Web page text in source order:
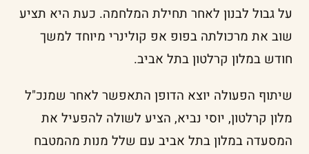
על גבול לבנון לאחר תחילת המלחמה. כעת היא תציע
שוב את מרכולתה בפופ אפ קולינרי מיוחד למשך
חודש במלון קרלטון בתל אביב.
שיתוף הפעולה יוצא הדופן התאפשר לאחר שמנכ"ל
מלון קרלטון, יוסי נביא, הציע לשולה להפעיל את
המסעדה במלון בתל אביב עם שלל מנות מהמטבח